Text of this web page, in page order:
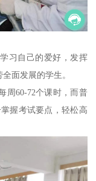
习自己的爱好，发挥
面发展的学生。
周60-72个课时，而普
握考试要点，轻松高